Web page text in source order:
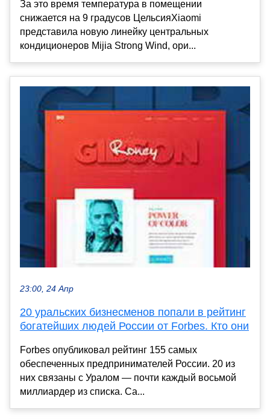
За это время температура в помещении
снижается на 9 градусов ЦельсияXiaomi
представила новую линейку центральных
кондиционеров Mijia Strong Wind, ори...
23:00, 24 Апр
20 уральских бизнесменов попали в рейтинг
богатейших людей России от Forbes. Кто они
Forbes опубликовал рейтинг 155 самых
обеспеченных предпринимателей России. 20 из
них связаны с Уралом — почти каждый восьмой
миллиардер из списка. Са...